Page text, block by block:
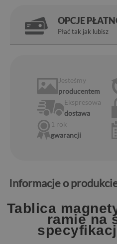
OPCJE
Płać tak jak lubisz
Jesteśmy
producentem
Ekspresowa
dostawa
1 rok
gwarancji
Informacje o
Tablica
ramie na